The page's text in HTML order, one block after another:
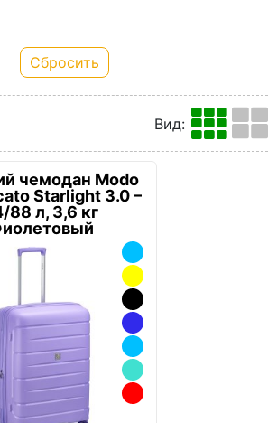
Сбросить
Вид:
чемодан Modo
Starlight 3.0 –
88 л, 3,6 кг